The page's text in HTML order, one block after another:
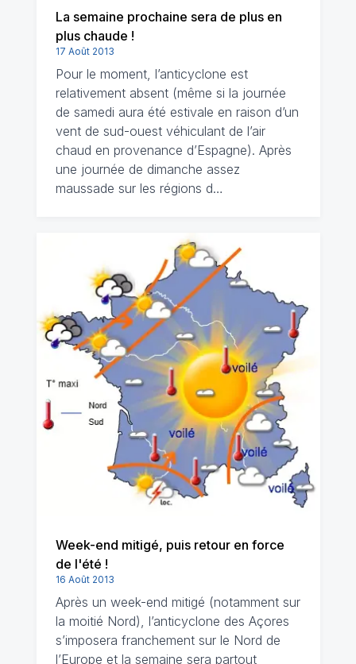
La semaine prochaine sera de plus en
plus chaude !
17 Août 2013
Pour le moment, l’anticyclone est
relativement absent (même si la journée
de samedi aura été estivale en raison d’un
vent de sud-ouest véhiculant de l’air
chaud en provenance d’Espagne). Après
une journée de dimanche assez
maussade sur les régions d…
Week-end mitigé, puis retour en force
de l'été !
16 Août 2013
Après un week-end mitigé (notamment sur
la moitié Nord), l’anticyclone des Açores
s’imposera franchement sur le Nord de
l’Europe et la semaine sera partout